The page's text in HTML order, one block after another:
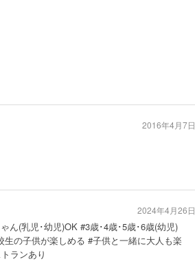
2016年4月7日
ん(乳児･幼児)OK #3歳･4歳･5歳･6歳(幼児)
の子供が楽しめる #子供と一緒に大人も楽
ランあり
2024年4月26日